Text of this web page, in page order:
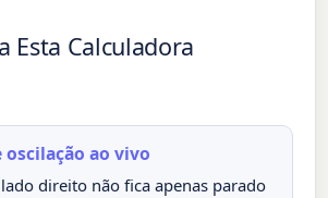
Esta Calculadora
oscilação ao vivo
direito não fica apenas parado